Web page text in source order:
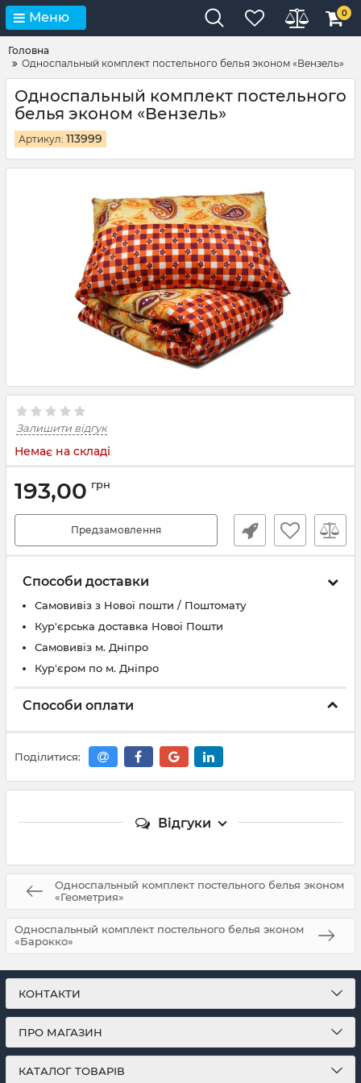
Меню 0
Головна
Односпальный комплект постельного белья эконом «Вензель»
Односпальный комплект постельного
белья эконом «Вензель»
Артикул: 113999
Залишити відгук
Немає на складі
193,00 грн
Предзамовлення
Способи доставки
Самовивіз з Нової пошти / Поштомату
Кур'єрська доставка Нової Пошти
Самовивіз м. Дніпро
Кур'єром по м. Дніпро
Способи оплати
Поділитися:
Відгуки
Односпальный комплект постельного белья эконом
«Геометрия»
Односпальный комплект постельного белья эконом
«Барокко»
КОНТАКТИ
ПРО МАГАЗИН
КАТАЛОГ ТОВАРІВ